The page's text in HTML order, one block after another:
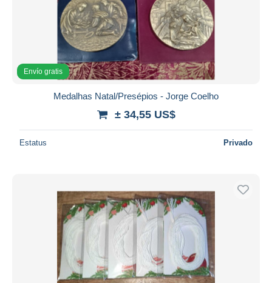
Aplicar
Envío gratis
Medalhas Natal/Presépios - Jorge Coelho
± 34,55 US$
Estatus Privado